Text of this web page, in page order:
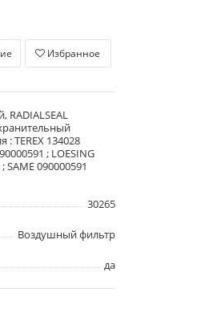
Избранное
TEREX 134028
; LOESING
SAME 090000591
30265
Воздушный фильтр
да